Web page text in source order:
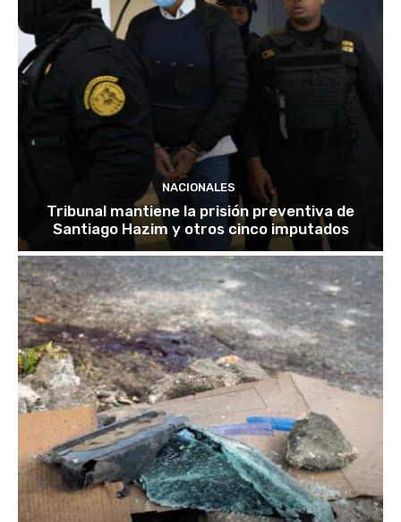
NACIONALES
Tribunal mantiene la prisión preventiva de
Santiago Hazim y otros cinco imputados